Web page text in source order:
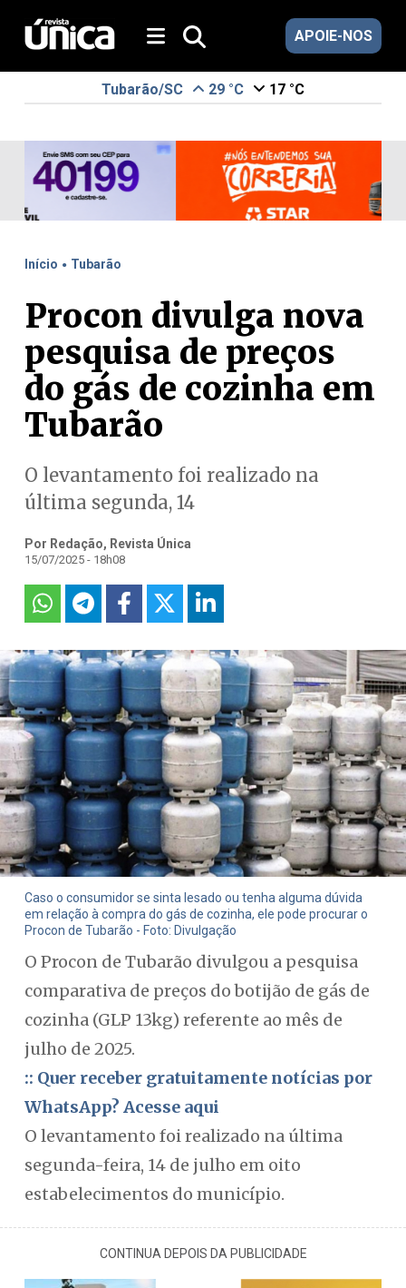
APOIE-NOS
Tubarão/SC 29 °C 17 °C
Início . Tubarão
Procon divulga nova
pesquisa de preços
do gás de cozinha em
Tubarão
O levantamento foi realizado na
última segunda, 14
Por Redação, Revista Única
15/07/2025 - 18h08
Caso o consumidor se sinta lesado ou tenha alguma dúvida
em relação à compra do gás de cozinha, ele pode procurar o
Procon de Tubarão - Foto: Divulgação
O Procon de Tubarão divulgou a pesquisa
comparativa de preços do botijão de gás de
cozinha (GLP 13kg) referente ao mês de
julho de 2025.
:: Quer receber gratuitamente notícias por
WhatsApp? Acesse aqui
O levantamento foi realizado na última
segunda-feira, 14 de julho em oito
estabelecimentos do município.
CONTINUA DEPOIS DA PUBLICIDADE